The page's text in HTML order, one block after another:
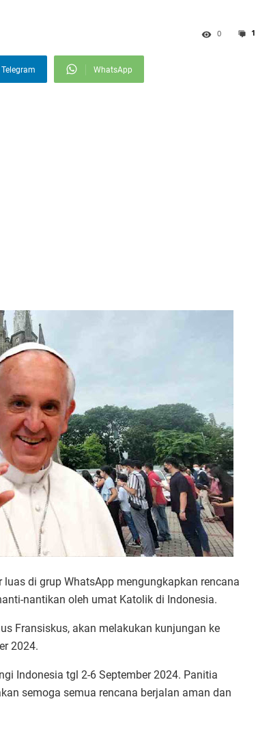
1
0
Telegram WhatsApp
luas di grup WhatsApp mengungkapkan rencana
nantikan oleh umat Katolik di Indonesia.
Fransiskus, akan melakukan kunjungan ke
2024.
Indonesia tgl 2-6 September 2024. Panitia
semoga semua rencana berjalan aman dan